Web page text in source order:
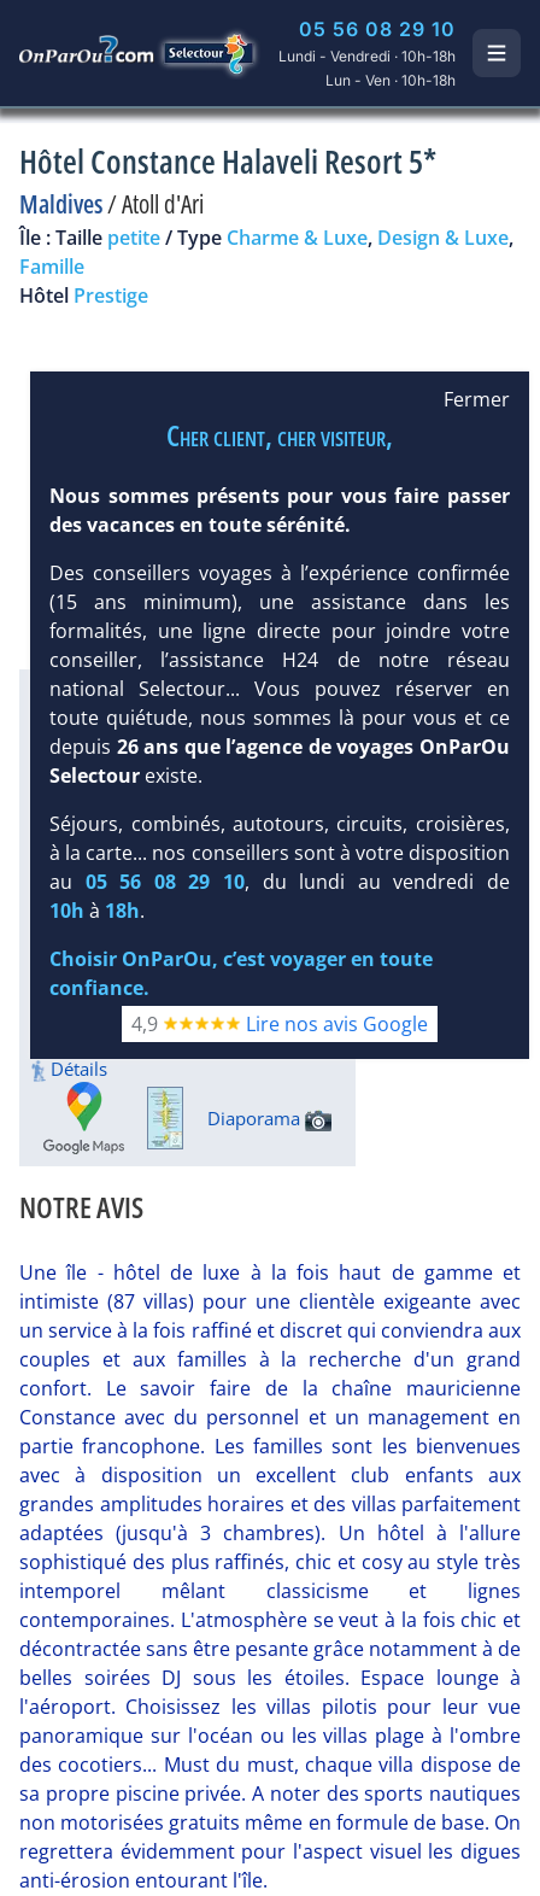
05 56 08 29 10
Lundi - Vendredi · 10h-18h
Lun - Ven · 10h-18h
Hôtel Constance Halaveli Resort 5*
Maldives/Atoll d'Ari
Île : Taille petite/ Type Charme & Luxe, Design & Luxe,
Famille
Hôtel Prestige
DEMANDE
D’INFORMATIONS
RÉSERVATION
Infos météo :
29 °C
160 mm
29 °C
Infos plages :
Dist.
< 100 m
Long.
Longueur
750 m
13 m
Équipement :
87
Tx
Détails
Plongée sous-marine :
Excursions :
Détails
Diaporama
NOTRE AVIS
Une île - hôtel de luxe à la fois haut de gamme et
intimiste (87 villas) pour une clientèle exigeante avec
un service à la fois raffiné et discret qui conviendra aux
couples et aux familles à la recherche d'un grand
confort. Le savoir faire de la chaîne mauricienne
Constance avec du personnel et un management en
partie francophone. Les familles sont les bienvenues
avec à disposition un excellent club enfants aux
grandes amplitudes horaires et des villas parfaitement
adaptées (jusqu'à 3 chambres). Un hôtel à l'allure
sophistiqué des plus raffinés, chic et cosy au style très
intemporel mêlant classicisme et lignes
contemporaines. L'atmosphère se veut à la fois chic et
décontractée sans être pesante grâce notamment à de
belles soirées DJ sous les étoiles. Espace lounge à
l'aéroport. Choisissez les villas pilotis pour leur vue
panoramique sur l'océan ou les villas plage à l'ombre
des cocotiers... Must du must, chaque villa dispose de
sa propre piscine privée. A noter des sports nautiques
non motorisées gratuits même en formule de base. On
regrettera évidemment pour l'aspect visuel les digues
anti-érosion entourant l'île.
Fermer
Cher client, cher visiteur,
Nous sommes présents pour vous faire passer
des vacances en toute sérénité.
Des conseillers voyages à l’expérience confirmée
(15 ans minimum), une assistance dans les
formalités, une ligne directe pour joindre votre
conseiller, l’assistance H24 de notre réseau
national Selectour... Vous pouvez réserver en
toute quiétude, nous sommes là pour vous et ce
depuis 26 ans que l’agence de voyages OnParOu
Selectour existe.
Séjours, combinés, autotours, circuits, croisières,
à la carte... nos conseillers sont à votre disposition
au 05 56 08 29 10, du lundi au vendredi de
10h à 18h.
Choisir OnParOu, c’est voyager en toute
confiance.
4,9
Lire nos avis Google